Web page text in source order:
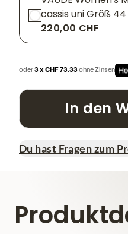
cassis uni Größ 44
220,00 CHF
oder3 x CHF 73.33ohne Zinsen
In den
Du hast Fragen zum